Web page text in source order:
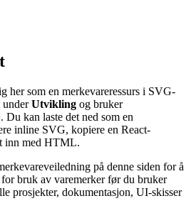
her som en merkevareressurs i SVG-
underUtvikling og bruker
. Du kan laste det ned som en
inline SVG, kopiere en React-
inn med HTML.
på denne siden for å
bruk av varemerker før du bruker
prosjekter, dokumentasjon, UI-skisser